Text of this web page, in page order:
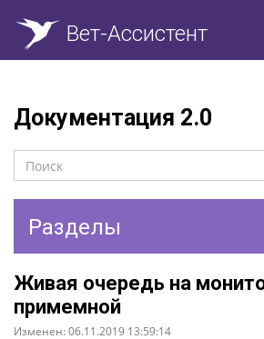
Вет-Ассистент
Документация 2.0
Разделы
Живая очередь на
примемной
Изменен: 06.11.2019 13:59:14